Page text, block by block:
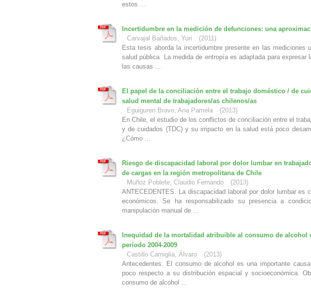
estos ...
Incertidumbre en la medición de defunciones: una
Carvajal Bañados, Yuri
(2011)
Esta tesis aborda la incertidumbre presente en las
salud pública. La medida de entropía es adaptada para expresar
las causas ...
El papel de la conciliación entre el trabajo doméstico / de
salud mental de trabajadores/as chilenos/as
Eguiguren Bravo, Ana Pamela
(2013)
En Chile, el estudio de los conflictos de conciliación entre el
y de cuidados (TDC) y su impacto en la salud está poco
¿Cómo ...
Riesgo de discapacidad laboral por dolor lumbar en
de cargas en la región metropolitana de Chile
Muñoz Poblete, Claudio Fernando
(2013)
ANTECEDENTES. La discapacidad laboral por dolor lumbar es
económicos. Se ha responsabilizado su presencia a
manipulación manual de ...
Inequidad de la mortalidad atribuible al consumo de alcohol
período 2004-2009
Castillo Carniglia, Álvaro
(2013)
Antecedentes: El consumo de alcohol es una importante
poco respecto a su distribución espacial y socioeconómica.
consumo de alcohol ...